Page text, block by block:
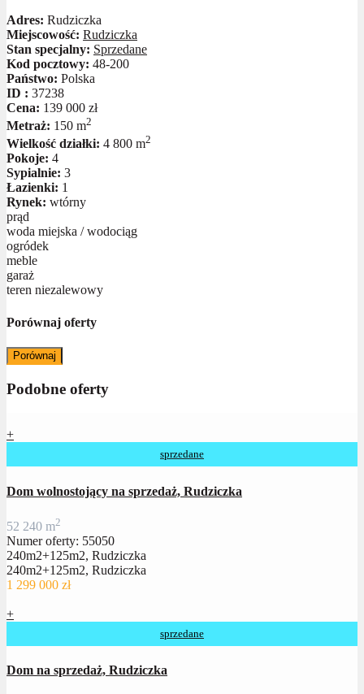
Adres: Rudziczka
Miejscowość: Rudziczka
Stan specjalny: Sprzedane
Kod pocztowy: 48-200
Państwo: Polska
ID : 37238
Cena: 139 000 zł
Metraż: 150 m2
Wielkość działki: 4 800 m2
Pokoje: 4
Sypialnie: 3
Łazienki: 1
Rynek: wtórny
prąd
woda miejska / wodociąg
ogródek
meble
garaż
teren niezalewowy
Porównaj oferty
Porównaj
Podobne oferty
+
sprzedane
Dom wolnostojący na sprzedaż, Rudziczka
52 240 m2
Numer oferty: 55050
240m2+125m2, Rudziczka
240m2+125m2, Rudziczka
1 299 000 zł
+
sprzedane
Dom na sprzedaż, Rudziczka